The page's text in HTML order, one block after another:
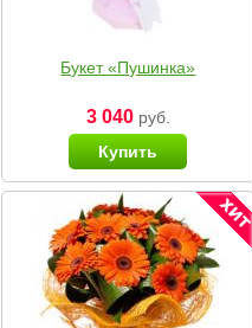
Букет «Пушинка»
3 040руб.
Купить